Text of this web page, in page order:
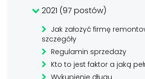
2021 (97 postów)
Jak założyć firmę
szczegóły
Regulamin sprzedaży
Kto to jest faktor a jaką
Wykupienie długu